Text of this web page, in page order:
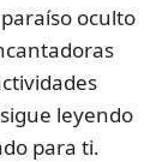
oculto
leyendo
para ti.